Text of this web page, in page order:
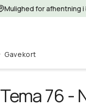
Mulighed for afhentning i
Gavekort
76 -